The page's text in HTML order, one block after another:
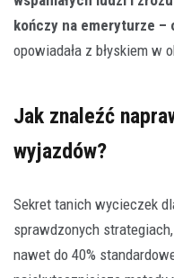
kończy na emeryturze –
opowiadała z błyskiem w
Jak znaleźć
wyjazdów?
Sekret tanich wycieczek
sprawdzonych
nawet do 40%